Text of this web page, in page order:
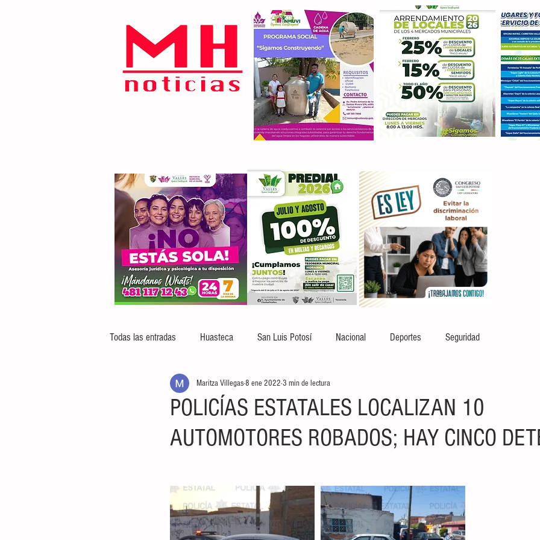
Todas las entradas Huasteca San Luis Potosí Nacional Deportes Seguridad
POLICÍAS ESTATALES LOCALIZAN 10
AUTOMOTORES ROBADOS; HAY CINCO
Maritza Villegas8 ene 2022 3 min de lectura